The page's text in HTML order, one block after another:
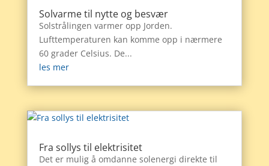
Solvarme til nytte og besvær
Solstrålingen varmer opp Jorden.
Lufttemperaturen kan komme opp i nærmere
60 grader Celsius. De...
les mer
Fra sollys til elektrisitet
Det er mulig å omdanne solenergi direkte til